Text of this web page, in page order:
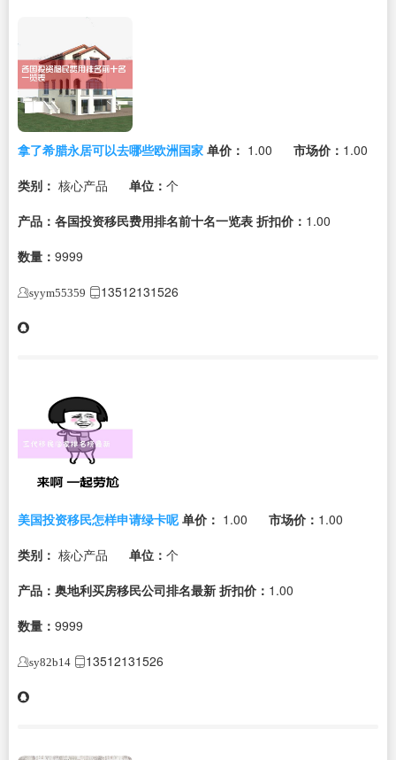
拿了希腊永居可以去哪些欧洲国家 单价： 1.00 市场价： 1.00
类别： 核心产品 单位： 个
产品：各国投资移民费用排名前十名一览表 折扣价： 1.00
数量： 9999
syym55359 13512131526
美国投资移民怎样申请绿卡呢 单价： 1.00 市场价： 1.00
类别： 核心产品 单位： 个
产品：奥地利买房移民公司排名最新 折扣价： 1.00
数量： 9999
sy82b14 13512131526